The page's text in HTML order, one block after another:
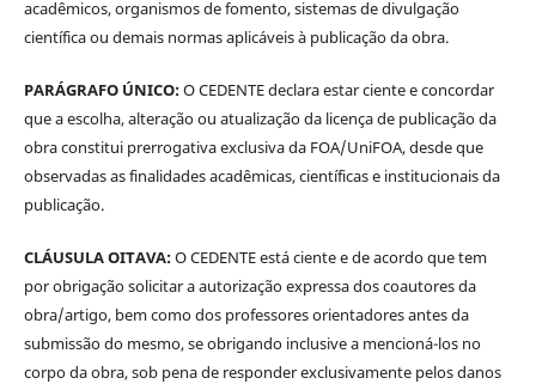
acadêmicos, organismos de fomento, sistemas de divulgação
científica ou demais normas aplicáveis à publicação da obra.
PARÁGRAFO ÚNICO:O CEDENTE declara estar ciente e concordar
que a escolha, alteração ou atualização da licença de publicação da
obra constitui prerrogativa exclusiva da FOA/UniFOA, desde que
observadas as finalidades acadêmicas, científicas e institucionais da
publicação.
CLÁUSULA OITAVA:O CEDENTE está ciente e de acordo que tem
por obrigação solicitar a autorização expressa dos coautores da
obra/artigo, bem como dos professores orientadores antes da
submissão do mesmo, se obrigando inclusive a mencioná-los no
corpo da obra, sob pena de responder exclusivamente pelos danos